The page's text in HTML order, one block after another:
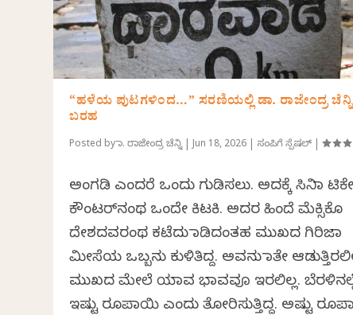
“ಹಳೆಯ ಪುಟಗಳಿಂದ…” ಸರಣಿಯಲ್ಲಿ ಡಾ. ರಾಜೇಂದ್ರ ಚೆನ್ನಿ
ಬರಹ
Posted byಡಾ. ರಾಜೇಂದ್ರ ಚೆನ್ನಿ|Jun 18, 2026 ಸಂಪಿಗೆ ಸ್ಪೆಷಲ್ |
ಅಂಗಡಿ ಎಂದರೆ ಒಂದು ಗುಡಿಸಲು. ಅದಕ್ಕೆ ಸಿನಿಮಾ
ಕೌಂಟರ್‌ನಂಥ ಒಂದೇ ಕಿಟಕಿ. ಅದರ ಹಿಂದೆ ಮೆಕ್ಸಿಕೊ
ದೇಶದವರಂಥ ಕಟೆದು ಮಾಡಿದಂತಹ ಮುಖದ ಗಿರಿಜಾ
ಮೀಸೆಯ ಒಬ್ಬನು ಕುಳಿತಿದ್ದ. ಅವನು ಮಾತೇ
ಮುಖದ ಮೇಲೆ ಯಾವ ಭಾವವೂ ಇರಲಿಲ್ಲ.
ಇಷ್ಟು ರೂಪಾಯಿ ಎಂದು ತೋರಿಸುತ್ತಿದ್ದ. ಅಷ್ಟು